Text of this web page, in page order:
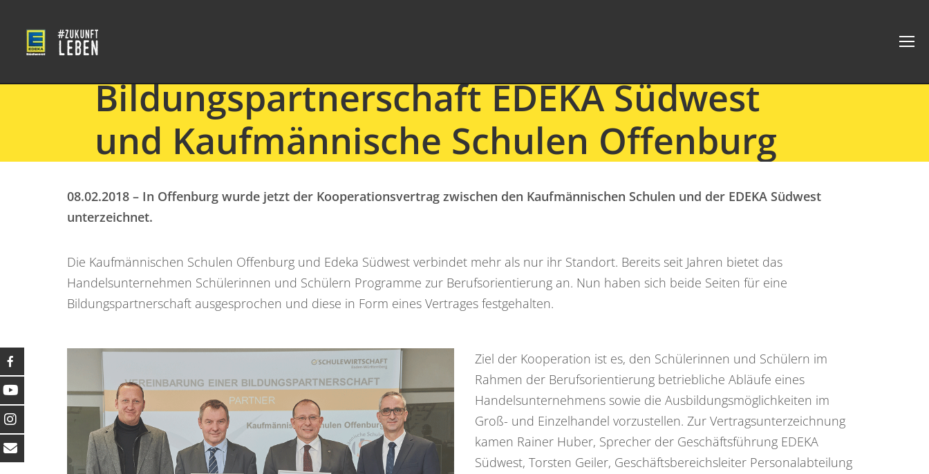
Bildungspartnerschaft EDEKA Südwest
und Kaufmännische Schulen Offenburg
08.02.2018 – In Offenburg wurde jetzt der Kooperationsvertrag zwischen den Kaufmännischen Schulen und der EDEKA Südwest
unterzeichnet.
Die Kaufmännischen Schulen Offenburg und Edeka Südwest verbindet mehr als nur ihr Standort. Bereits seit Jahren bietet das
Handelsunternehmen Schülerinnen und Schülern Programme zur Berufsorientierung an. Nun haben sich beide Seiten für eine
Bildungspartnerschaft ausgesprochen und diese in Form eines Vertrages festgehalten.
Ziel der Kooperation ist es, den Schülerinnen und Schülern im
Rahmen der Berufsorientierung betriebliche Abläufe eines
Handelsunternehmens sowie die Ausbildungsmöglichkeiten im
Groß- und Einzelhandel vorzustellen. Zur Vertragsunterzeichnung
kamen Rainer Huber, Sprecher der Geschäftsführung EDEKA
Südwest, Torsten Geiler, Geschäftsbereichsleiter Personalabteilung